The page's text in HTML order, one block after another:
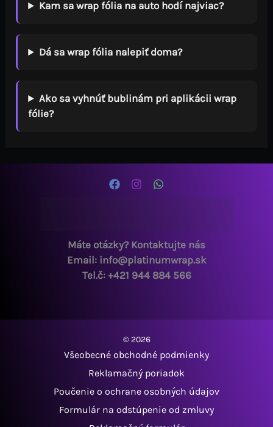
Kam sa wrap fólia na auto hodí najviac?
Dá sa wrap fólia nalepiť doma?
Ako sa vyhnúť bublinám pri aplikácii wrap
fólie?
Máte otázky? Kontaktujte nás
Email: info@platinumwrap.sk
Tel.č: +421 944 884 566
© 2026
Všeobecné obchodné podmienky
Reklamačný poriadok
Poučenie o ochrane osobných údajov
Formulár na odstúpenie od zmluvy